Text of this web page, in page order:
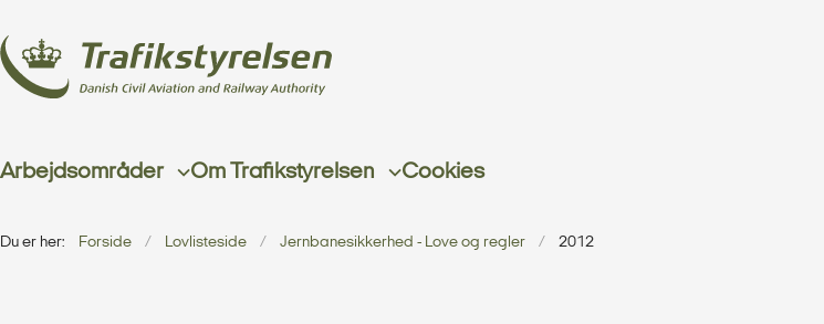
Arbejdsområder Om Trafikstyrelsen Cookies
Du er her: Forside Lovlisteside Jernbanesikkerhed - Love og regler 2012